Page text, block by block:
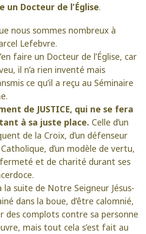
un Docteur de l’Église.
nous sommes nombreux à
Lefebvre.
faire un Docteur de l’Église, car
il n’a rien inventé mais
ce qu’il a reçu au Séminaire
de JUSTICE, qui ne se fera
à sa juste place. Celle d’un
de la Croix, d’un défenseur
d’un modèle de vertu,
et de charité durant ses
la suite de Notre Seigneur Jésus-
dans la boue, d’être calomnié,
des complots contre sa personne
mais tout cela s’est fait au